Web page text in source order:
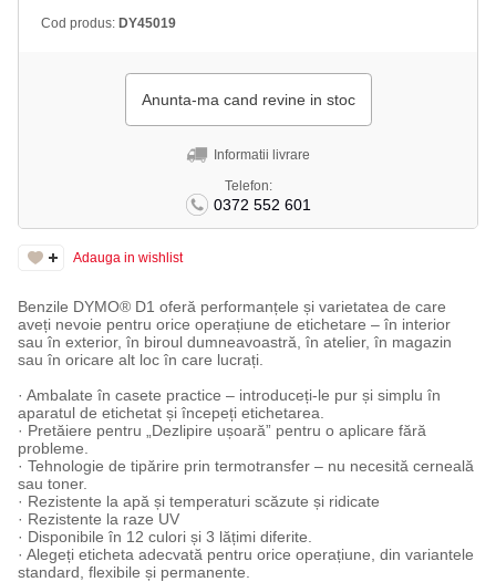
Cod produs: DY45019
Anunta-ma cand revine in stoc
Informatii livrare
Telefon:
0372 552 601
Adauga in wishlist
Benzile DYMO® D1 oferă performanțele și varietatea de care
aveți nevoie pentru orice operațiune de etichetare – în interior
sau în exterior, în biroul dumneavoastră, în atelier, în magazin
sau în oricare alt loc în care lucrați.
· Ambalate în casete practice – introduceți-le pur și simplu în
aparatul de etichetat și începeți etichetarea.
· Pretăiere pentru „Dezlipire ușoară” pentru o aplicare fără
probleme.
· Tehnologie de tipărire prin termotransfer – nu necesită cerneală
sau toner.
· Rezistente la apă și temperaturi scăzute și ridicate
· Rezistente la raze UV
· Disponibile în 12 culori și 3 lățimi diferite.
· Alegeți eticheta adecvată pentru orice operațiune, din variantele
standard, flexibile și permanente.